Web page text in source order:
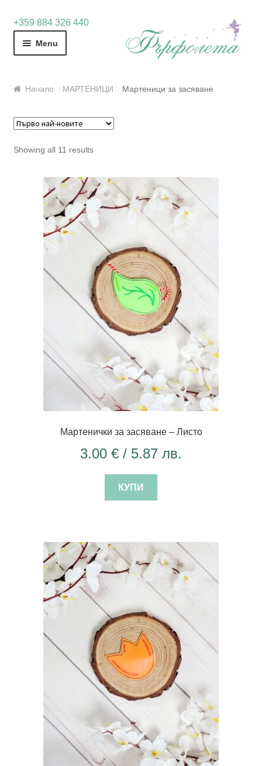
+359 884 326 440
Skip
Skip
Menu
Начало МАРТЕНИЦИ Мартеници за засяване
Showing all 11 resultsSorted
Мартенички за засяване – Листо
3.00 € / 5.87 лв.
КУПИ